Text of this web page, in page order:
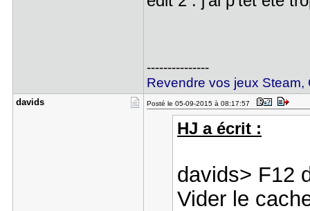
---------------
Revendre vos jeux Steam,
davids Posté le 05-09-2015 à 08:17:57
HJ a écrit :
davids> F12
Vider le